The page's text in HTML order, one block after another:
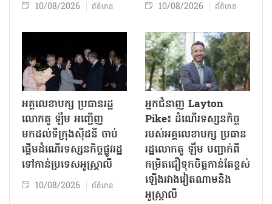
10/08/2026 ព័ត៌មាន 10/08/2026 ព័ត៌មាន
អគ្គលេខាបក្ស ប្រធានរដ្ឋ
លោកតូ ឡឹម អញ្ជើញ
មកដល់ទីក្រុងស៊ីដនី ចាប់
ផ្តើមដំណើរទស្សនកិច្ចផ្លូវរដ្ឋ
ទៅកាន់ប្រទេសអូស្ត្រាលី
10/08/2026 ព័ត៌មាន
អ្នកជំនាញ Layton
Pike៖ ដំណើរទស្សនកិច្ច
របស់អគ្គលេខាបក្ស ប្រធាន
រដ្ឋលោកតូ ឡឹម បញ្ជាក់ពី
កម្រិតជឿទុកចិត្តកាន់តែខ្ពស់
ឡើងរវាងវៀតណាមនិង
អូស្ត្រាលី